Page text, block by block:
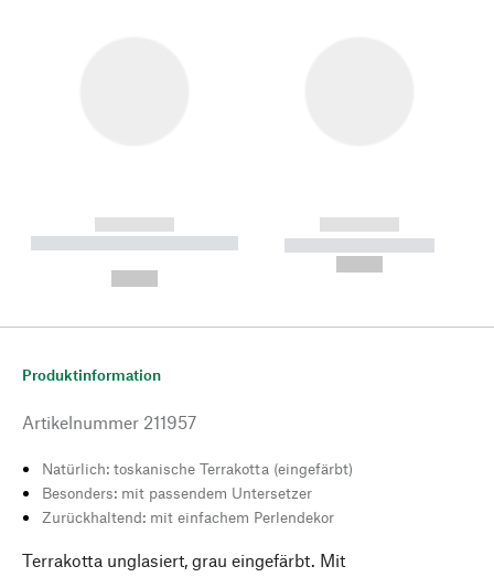
------------
----------- ----------- --------
------------
----------- -----------
Produktinformation
Artikelnummer 211957
Natürlich: toskanische Terrakotta (eingefärbt)
Besonders: mit passendem Untersetzer
Zurückhaltend: mit einfachem Perlendekor
Terrakotta unglasiert, grau eingefärbt. Mit